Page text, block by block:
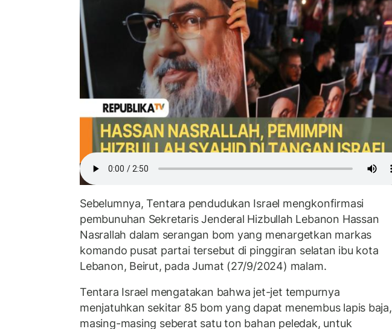
Sebelumnya, Tentara pendudukan Israel mengkonfirmasi
pembunuhan Sekretaris Jenderal Hizbullah Lebanon Hassan
Nasrallah dalam serangan bom yang menargetkan markas
komando pusat partai tersebut di pinggiran selatan ibu kota
Lebanon, Beirut, pada Jumat (27/9/2024) malam.
Tentara Israel mengatakan bahwa jet-jet tempurnya
menjatuhkan sekitar 85 bom yang dapat menembus lapis baja,
masing-masing seberat satu ton bahan peledak, untuk